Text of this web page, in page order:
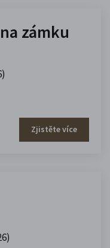
zámku
Zjistěte více